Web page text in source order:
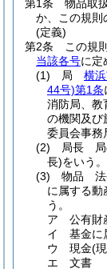
第1条
物品取
か、この規則
(定義)
第2条
この規
当該各号に定
(1)
局 横
44号)第1条
消防局、教
の機関及び
委員会事務
(2)
局長 局
長)をいう。
(3)
物品 法
に属する動
う。
ア
公有財
イ
基金に
ウ
現金(
エ
文書